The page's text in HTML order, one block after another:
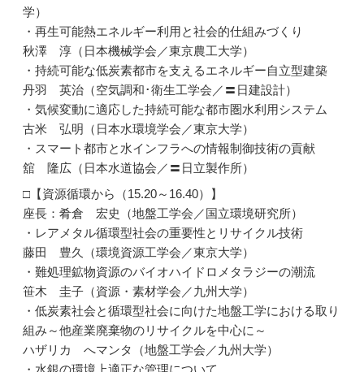
学）
・再生可能熱エネルギー利用と社会的仕組みづくり
秋澤 淳（日本機械学会／東京農工大学）
・持続可能な低炭素都市を支えるエネルギー自立型建築
丹羽 英治（空気調和･衛生工学会／〓日建設計）
・気候変動に適応した持続可能な都市圏水利用システム
古米 弘明（日本水環境学会／東京大学）
・スマート都市と水インフラへの情報制御技術の貢献
舘 隆広（日本水道協会／〓日立製作所）
□【資源循環から（15.20～16.40）】
座長：肴倉 宏史（地盤工学会／国立環境研究所）
・レアメタル循環型社会の重要性とリサイクル技術
藤田 豊久（環境資源工学会／東京大学）
・難処理鉱物資源のバイオハイドロメタラジーの潮流
笹木 圭子（資源・素材学会／九州大学）
・低炭素社会と循環型社会に向けた地盤工学における取り
組み～他産業廃棄物のリサイクルを中心に～
ハザリカ へマンタ（地盤工学会／九州大学）
・水銀の環境上適正な管理について